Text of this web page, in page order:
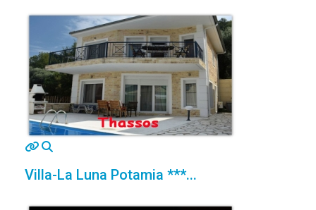
MOD_JTCS_VIEW_ARTICLE_LINK
Villa-La Luna Potamia ***...